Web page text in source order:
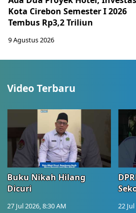
Kota Cirebon Semester I 2026
Tembus Rp3,2 Triliun
9 Agustus 2026
Video Terbaru
Buku Nikah Hilang
Dicuri
27 Jul 2026, 8:30 AM 22